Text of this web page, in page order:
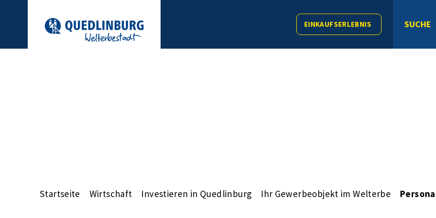
EINKAUFSERLEBNIS SUCHE
Startseite Wirtschaft Investieren in Quedlinburg Ihr Gewerbeobjekt im Welterbe